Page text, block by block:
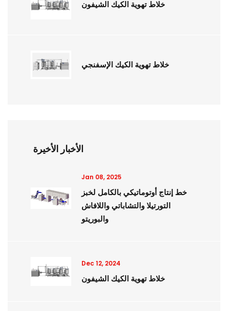
خلاط تهوية الكيك الشيفون
خلاط تهوية الكيك الإسفنجي
الأخبار الأخيرة
Jan 08, 2025
خط إنتاج أوتوماتيكي بالكامل لخبز
التورتيلا والتشاباتي واللافاش
والبوريتو
Dec 12, 2024
خلاط تهوية الكيك الشيفون